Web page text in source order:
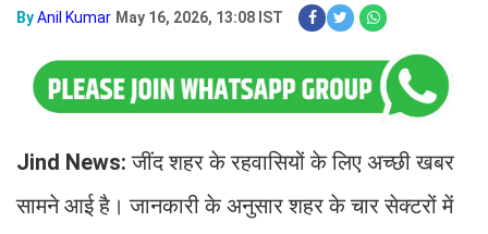
ByAnil Kumar May 16, 2026, 13:08 IST
Jind News: जींद शहर के रहवासियों के लिए अच्छी खबर
सामने आई है। जानकारी के अनुसार शहर के चार सेक्टरों में